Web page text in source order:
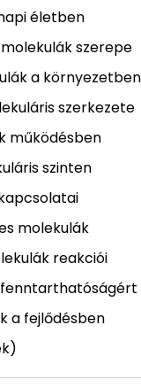
életben
szerepe
a környezetben
szerkezete
működésben
szinten
molekulák
reakciói
fenntarthatóságért
a fejlődésben